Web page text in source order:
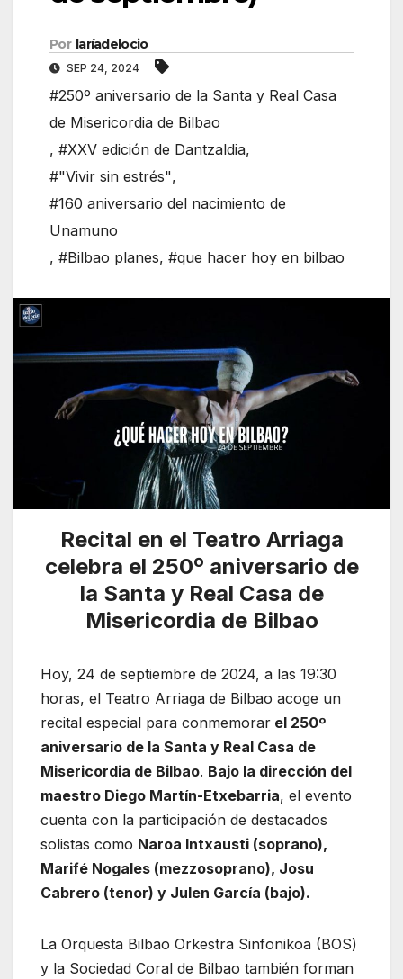
Por laríadelocio
SEP 24, 2024
#250º aniversario de la Santa y Real Casa
de Misericordia de Bilbao
, #XXV edición de Dantzaldia,
#"Vivir sin estrés",
#160 aniversario del nacimiento de
Unamuno
, #Bilbao planes, #que hacer hoy en bilbao
Recital en el Teatro Arriaga
celebra el 250º aniversario de
la Santa y Real Casa de
Misericordia de Bilbao
Hoy, 24 de septiembre de 2024, a las 19:30
horas, el Teatro Arriaga de Bilbao acoge un
recital especial para conmemorar el 250º
aniversario de la Santa y Real Casa de
Misericordia de Bilbao. Bajo la dirección del
maestro Diego Martín-Etxebarria, el evento
cuenta con la participación de destacados
solistas como Naroa Intxausti (soprano),
Marifé Nogales (mezzosoprano), Josu
Cabrero (tenor) y Julen García (bajo).
La Orquesta Bilbao Orkestra Sinfonikoa (BOS)
y la Sociedad Coral de Bilbao también forman